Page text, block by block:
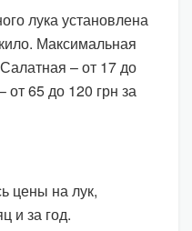
лука установлена
Максимальная
– от 17 до
от 65 до 120 грн за
цены на лук,
и за год.